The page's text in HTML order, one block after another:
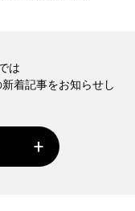
は
新着記事をお知らせし